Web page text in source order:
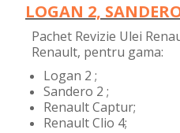
LOGAN 2,
Pachet Revizie Ulei
Renault, pentru gama:
Logan 2 ;
Sandero 2 ;
Renault Captur;
Renault Clio 4;